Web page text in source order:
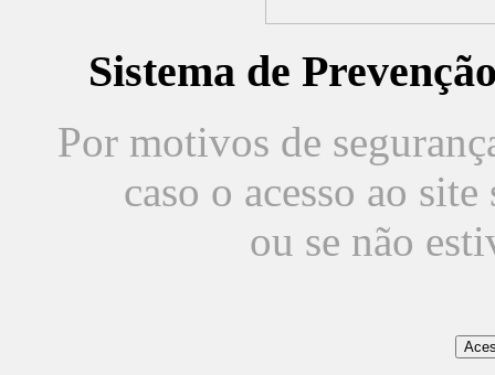
Sistema de
Por motivos de
caso o acesso ao
ou se não